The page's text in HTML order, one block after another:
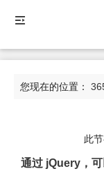
您现在的位置：
此
通过 jQuery，可